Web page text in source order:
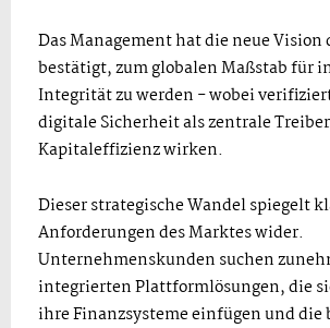
Das Management hat die neue Vision
bestätigt, zum globalen Maßstab für
Integrität zu werden - wobei
digitale Sicherheit als zentrale
Kapitaleffizienz wirken.
Dieser strategische Wandel spiegelt
Anforderungen des Marktes wider.
Unternehmenskunden suchen
integrierten Plattformlösungen, die
ihre Finanzsysteme einfügen und die